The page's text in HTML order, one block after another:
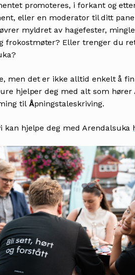
promoteres, i forkant og
eller en moderator til ditt
myldret av hagefester,
frokostmøter? Eller trenger du
men det er ikke alltid enkelt å
hjelper deg med alt som
til Åpningstaleskriving.
kan hjelpe deg med Arendalsuka